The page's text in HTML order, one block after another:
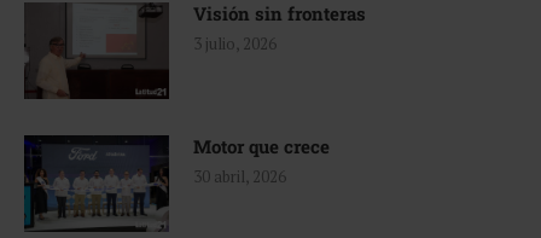
Visión sin fronteras
3 julio, 2026
Motor que crece
30 abril, 2026